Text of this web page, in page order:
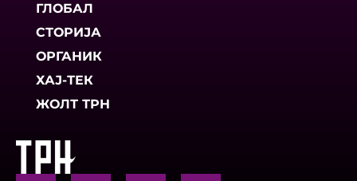
ГЛОБАЛ
СТОРИЈА
ОРГАНИК
ХАЈ-ТЕК
ЖОЛТ ТРН